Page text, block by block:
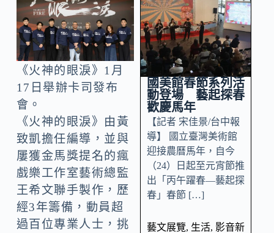
《火神的眼淚》1月
17日舉辦卡司發布
會。
《火神的眼淚》由黃
致凱擔任編導，並與
屢獲金馬獎提名的瘋
戲樂工作室藝術總監
王希文聯手製作，歷
經3年籌備，動員超
過百位專業人士，挑
國美館春節系列活
動登場 藝起探春
歡慶馬年
【記者 宋佳景/台中報
導】 國立臺灣美術館
迎接農曆馬年，自今
（24）日起至元宵節推
出「丙午躍春—藝起探
春」春節 […]
藝文展覽, 生活, 影音新